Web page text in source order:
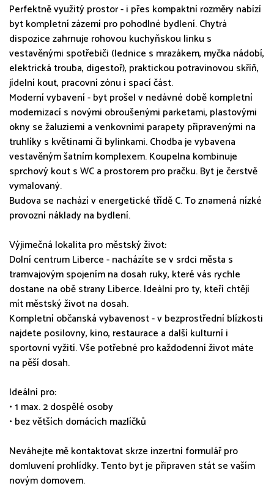
Perfektně využitý prostor - i přes kompaktní rozměry nabízí
byt kompletní zázemí pro pohodlné bydlení. Chytrá
dispozice zahrnuje rohovou kuchyňskou linku s
vestavěnými spotřebiči (lednice s mrazákem, myčka nádobí,
elektrická trouba, digestoř), praktickou potravinovou skříň,
jídelní kout, pracovní zónu i spací část.
Moderní vybavení - byt prošel v nedávné době kompletní
modernizací s novými obroušenými parketami, plastovými
okny se žaluziemi a venkovními parapety připravenými na
truhlíky s květinami či bylinkami. Chodba je vybavena
vestavěným šatním komplexem. Koupelna kombinuje
sprchový kout s WC a prostorem pro pračku. Byt je čerstvě
vymalovaný.
Budova se nachází v energetické třídě C. To znamená nízké
provozní náklady na bydlení.
Výjimečná lokalita pro městský život:
Dolní centrum Liberce - nacházíte se v srdci města s
tramvajovým spojením na dosah ruky, které vás rychle
dostane na obě strany Liberce. Ideální pro ty, kteří chtějí
mít městský život na dosah.
Kompletní občanská vybavenost - v bezprostřední blízkosti
najdete posilovny, kino, restaurace a další kulturní i
sportovní vyžití. Vše potřebné pro každodenní život máte
na pěší dosah.
Ideální pro:
• 1 max. 2 dospělé osoby
• bez větších domácích mazlíčků
Neváhejte mě kontaktovat skrze inzertní formulář pro
domluvení prohlídky. Tento byt je připraven stát se vaším
novým domovem.